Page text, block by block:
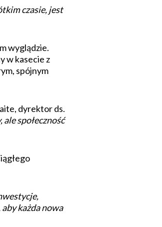
czasie, jest
wyglądzie.
w kasecie z
spójnym
dyrektor ds.
społeczność
każda nowa